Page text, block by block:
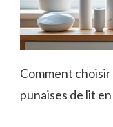
Comment
punaises de lit